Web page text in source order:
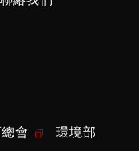
會 環境部